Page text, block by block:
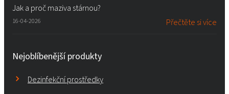
Jak a proč maziva stárnou?
16-04-2026 Přečtěte si více
Nejoblíbenější produkty
Dezinfekční prostředky